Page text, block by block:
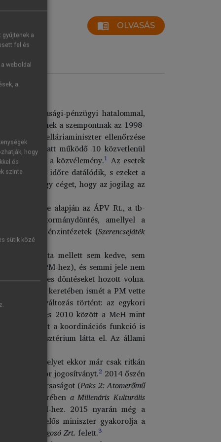
menu_book OLVASÁS
gazdasági-pénzügyi hatalommal,
hogy ennek a szempontnak az 1998-
kancelláriaminiszter ellenőrzése
alatt működő 10 közvetlenül
a sajtó és a közvélemény.1 Az esetek
előtti időre datálódik, s ezeket a
egy céget, hogy az jogilag az
elve alapján az ÁPV Rt., a tb-
másik kormánydöntés, amellyel a
speciális pénzintézetek (Szerencsejáték
feladata mellett sem kedve, sem
került (a PM-hez), és semmi jele nem
érdemleges döntéseket hozott volna.
keretében ismét a PM vette
személyi változás történt: az egykori
fel. 2002 és 2010 között a MeH mint
után viszont a koordinációs funkció is
Minisztérium látta el. Az állami
(amelyet ekkor már csak ritkán
gyűrt egy sor jogosítványt.2 2014 őszén
társaságot (Paks 2: Atomerőmű
decemberében a Millenáris Kulturális
a MeH-hez. 2015 nyarán még a
felelős miniszter gyakorolja a
és Feldolgozó Zrt. felett.3
a
fel és
weboldal
a
hogy
és
szinte
sütik közé